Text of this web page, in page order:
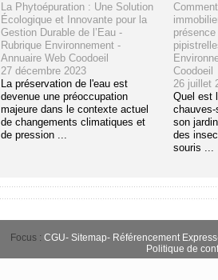
La Phytoépuration : Une Solution
Écologique et Innovante pour la
Gestion Durable de l’Eau -
Rubrique Environnement -
Annuaire Web Coodoeil
27 décembre 2023
La préservation de l'eau est
devenue une préoccupation
majeure dans le contexte actuel
de changements climatiques et
de pression ...
Coodoeil
26 juillet
Quel est
son
des
souris ...
Focus : CGU- Sitemap- Référencement Express
Politique de